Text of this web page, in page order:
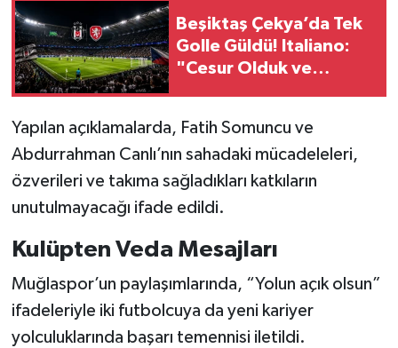
Beşiktaş Çekya’da Tek
Golle Güldü! Italiano:
"Cesur Olduk ve
Yapılan açıklamalarda, Fatih Somuncu ve
Abdurrahman Canlı’nın sahadaki mücadeleleri,
özverileri ve takıma sağladıkları katkıların
unutulmayacağı ifade edildi.
Kulüpten Veda Mesajları
Muğlaspor’un paylaşımlarında, “Yolun açık olsun”
ifadeleriyle iki futbolcuya da yeni kariyer
yolculuklarında başarı temennisi iletildi.